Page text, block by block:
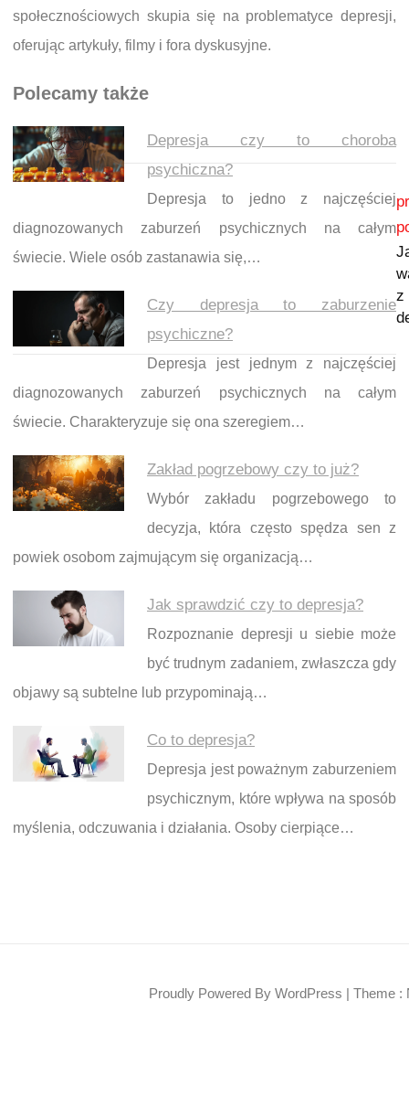
społecznościowych skupia się na problematyce depresji,
oferując artykuły, filmy i fora dyskusyjne.
Polecamy także
Depresja czy to choroba
psychiczna?
Depresja to jedno z najczęściej
diagnozowanych zaburzeń psychicznych na całym
świecie. Wiele osób zastanawia się,…
Czy depresja to zaburzenie
psychiczne?
Depresja jest jednym z najczęściej
diagnozowanych zaburzeń psychicznych na całym
świecie. Charakteryzuje się ona szeregiem…
Zakład pogrzebowy czy to już?
Wybór zakładu pogrzebowego to
decyzja, która często spędza sen z
powiek osobom zajmującym się organizacją…
Jak sprawdzić czy to depresja?
Rozpoznanie depresji u siebie może
być trudnym zadaniem, zwłaszcza gdy
objawy są subtelne lub przypominają…
Co to depresja?
Depresja jest poważnym zaburzeniem
psychicznym, które wpływa na sposób
myślenia, odczuwania i działania. Osoby cierpiące…
Nawigacja wpisu
z
Proudly Powered By WordPress | Theme :